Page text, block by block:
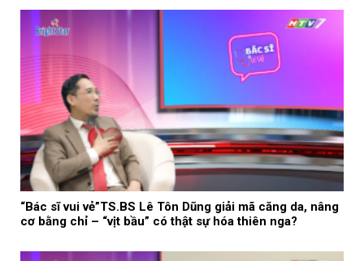
“Bác sĩ vui vẻ”TS.BS Lê Tôn Dũng giải mã căng da, nâng
cơ bằng chỉ – “vịt bầu” có thật sự hóa thiên nga?